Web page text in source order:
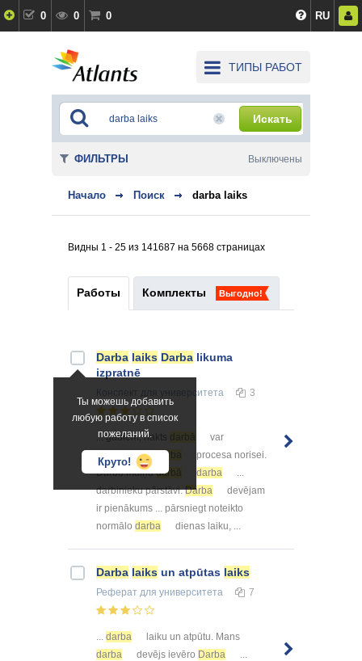
0 0 0 RU
ТИПЫ РАБОТ
Искать
Начало Поиск darba laiks
Видны 1 - 25 из 141687 на 5668 страницах
Работы Комплекты Выгодно!
Ты можешь добавить
любую работу в список
пожеланий.
Круто!
Darba laiks Darba likuma
izpratnē
для университета 3
... gadiem, nakts darbā
var
nodarbināt ...
darba
procesa norisei.
Darbu maiņudarbā darba
...
darbinieku pārstāvi.Darba
devējam
ir pienākums ... pārsniegt noteikto
normālo darba dienas laiku, ...
Darba laiks un atpūtas laiks
Реферат для университета 7
darba
laiku un atpūtu. Mans
darba
devējs ievēro Darba
ФИЛЬТРЫ Выключены